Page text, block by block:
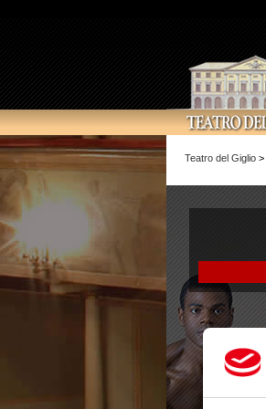
Teatro del Giglio >